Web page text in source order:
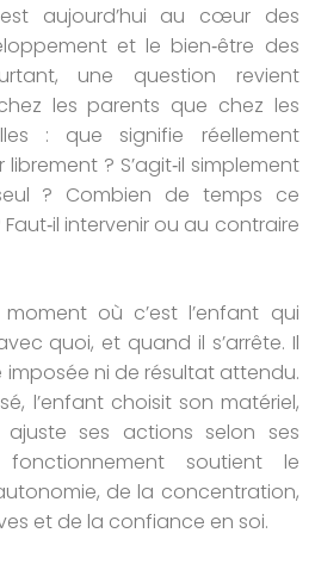
aujourd’hui au cœur des
et le bien‑être des
une question revient
les parents que chez les
: que signifie réellement
? S’agit‑il simplement
? Combien de temps ce
intervenir ou au contraire
où c’est l’enfant qui
quoi, et quand il s’arrête. Il
imposée ni de résultat attendu.
l’enfant choisit son matériel,
ses actions selon ses
soutient le
de la concentration,
et de la confiance en soi.